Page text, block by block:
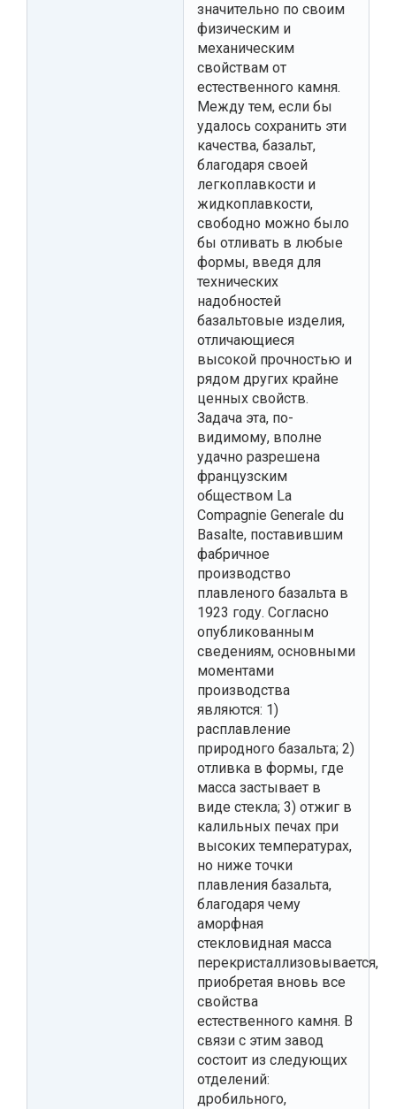
значительно по своим
физическим и
механическим
свойствам от
естественного камня.
Между тем, если бы
удалось сохранить эти
качества, базальт,
благодаря своей
легкоплавкости и
жидкоплавкости,
свободно можно было
бы отливать в любые
формы, введя для
технических
надобностей
базальтовые изделия,
отличающиеся
высокой прочностью и
рядом других крайне
ценных свойств.
Задача эта, по-
видимому, вполне
удачно разрешена
французским
обществом La
Compagnie Generale du
Basalte, поставившим
фабричное
производство
плавленого базальта в
1923 году. Согласно
опубликованным
сведениям, основными
моментами
производства
являются: 1)
расплавление
природного базальта; 2)
отливка в формы, где
масса застывает в
виде стекла; 3) отжиг в
калильных печах при
высоких температурах,
но ниже точки
плавления базальта,
благодаря чему
аморфная
стекловидная масса
перекристаллизовывается,
приобретая вновь все
свойства
естественного камня. В
связи с этим завод
состоит из следующих
отделений:
дробильного,